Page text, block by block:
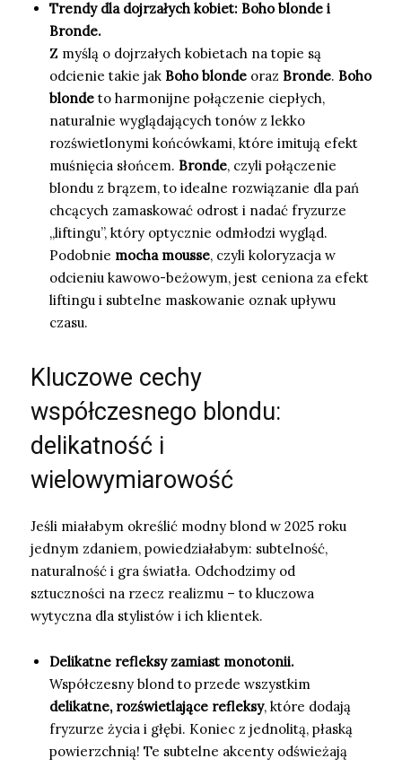
Trendy dla dojrzałych kobiet: Boho blonde i
Bronde.
Z myślą o dojrzałych kobietach na topie są
odcienie takie jak Boho blonde oraz Bronde. Boho
blonde to harmonijne połączenie ciepłych,
naturalnie wyglądających tonów z lekko
rozświetlonymi końcówkami, które imitują efekt
muśnięcia słońcem. Bronde, czyli połączenie
blondu z brązem, to idealne rozwiązanie dla pań
chcących zamaskować odrost i nadać fryzurze
„liftingu”, który optycznie odmłodzi wygląd.
Podobnie mocha mousse, czyli koloryzacja w
odcieniu kawowo-beżowym, jest ceniona za efekt
liftingu i subtelne maskowanie oznak upływu
czasu.
Kluczowe cechy
współczesnego blondu:
delikatność i
wielowymiarowość
Jeśli miałabym określić modny blond w 2025 roku
jednym zdaniem, powiedziałabym: subtelność,
naturalność i gra światła. Odchodzimy od
sztuczności na rzecz realizmu – to kluczowa
wytyczna dla stylistów i ich klientek.
Delikatne refleksy zamiast monotonii.
Współczesny blond to przede wszystkim
delikatne, rozświetlające refleksy, które dodają
fryzurze życia i głębi. Koniec z jednolitą, płaską
powierzchnią! Te subtelne akcenty odświeżają